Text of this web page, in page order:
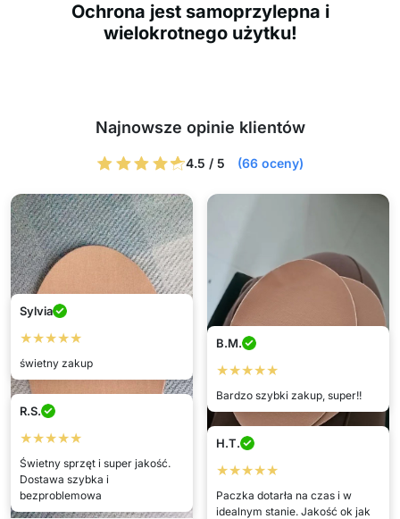
Ochrona jest samoprzylepna i
wielokrotnego użytku!
Najnowsze opinie klientów
4.5 / 5 (66 oceny)
Sylvia
★★★★★
świetny zakup
B.M.
★★★★★
Bardzo szybki zakup, super!!
R.S.
★★★★★
Świetny sprzęt i super jakość.
Dostawa szybka i
bezproblemowa
H.T.
★★★★★
Paczka dotarła na czas i w
idealnym stanie. Jakość ok jak